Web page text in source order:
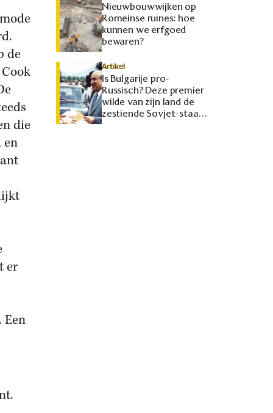
de
die
en
er
Nieuwbouwwijken op
Romeinse ruïnes: hoe
kunnen we erfgoed
bewaren?
Artikel
Is Bulgarije pro-
Russisch? Deze premier
wilde van zijn land de
zestiende Sovjet-staat
maken